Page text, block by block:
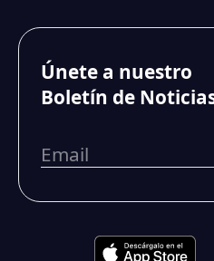
Únete a nuestro
Boletín de